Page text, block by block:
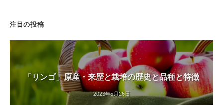
注目の投稿
「リンゴ」原産・来歴と栽培の歴史と品種と特徴
2023年5月26日